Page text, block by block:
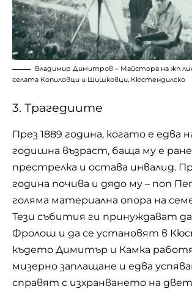
Владимир Димитров – Майстора на жп
селата Копиловци и Шишковци, Кюстендилско
3. Трагедиите
През 1889 година, когато е едва
годишна възраст, баща му е
престрелка и остава инвалид.
година почива и дядо му – поп
голяма материална опора на
Тези събития ги принуждават
Фролош и да се установят в
където Димитър и Камка
мизерно заплащане и едва
справят с изхранването на